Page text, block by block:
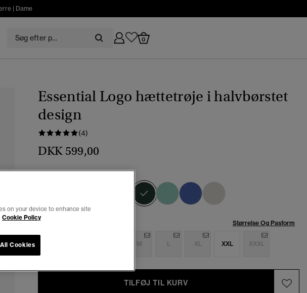
| Dame
0
Essential Logo hættetrøje i halvbørstet
design
(4)
DKK 599,00
Farve:enamel green
valgt
Vælg Størrelse: Størrelse Og Pasform
M L XL XXL XXXL
TILFØJ TIL KURV
on your device to enhance site
Cookie Policy
Cookies